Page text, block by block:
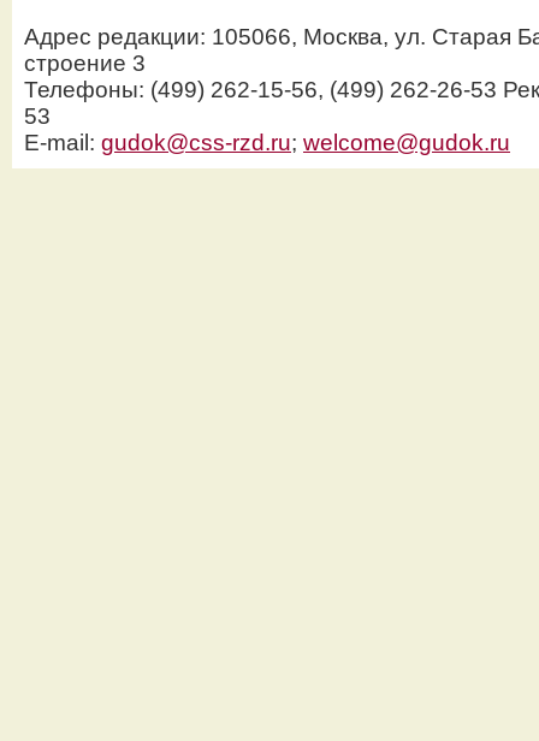
Адрес редакции: 105066, Москва, ул. Старая
строение 3
Телефоны: (499) 262-15-56, (499) 262-26-53
53
E-mail: gudok@css-rzd.ru; welcome@gudok.ru